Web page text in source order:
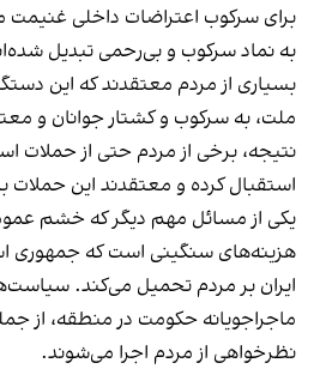
برای سرکوب اعتراضات داخلی غنیمت
به نماد سرکوب و بی‌رحمی تبدیل
بسیاری از مردم معتقدند که این
ملت، به سرکوب و کشتار جوانان و
نتیجه، برخی از مردم حتی از حملات
استقبال کرده و معتقدند این حملات
یکی از مسائل مهم دیگر که خشم
هزینه‌های سنگینی است که جمهوری
ایران بر مردم تحمیل می‌کند.
ماجراجویانه حکومت در منطقه، از
نظرخواهی از مردم اجرا می‌شوند.